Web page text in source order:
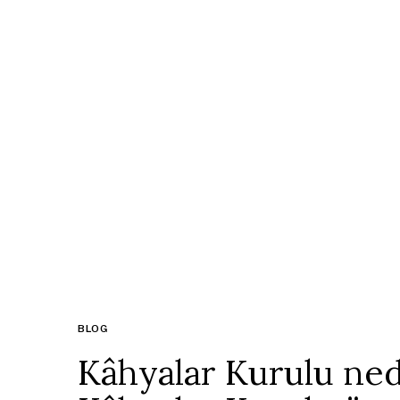
BLOG
Kâhyalar Kurulu